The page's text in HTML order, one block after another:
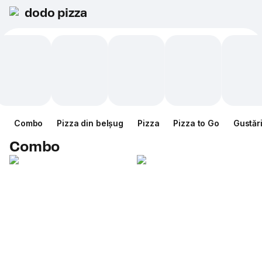
dodo pizza
Combo Pizza din belșug Pizza Pizza to Go Gustări
Combo